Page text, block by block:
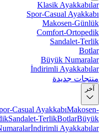
Klasik Ayakkabılar
Spor-Casual Ayakkabı
Makosen-Günlük
Comfort-Ortopedik
Sandalet-Terlik
Botlar
Büyük Numaralar
İndirimli Ayakkabılar
منتجات جديدة
آخر
Casual AyakkabıMakosen-
Sandalet-TerlikBotlarBüyük
İndirimli Ayakkabılar